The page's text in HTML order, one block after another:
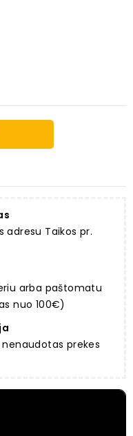
adresu Taikos pr.
arba paštomatu
nuo 100€)
prekes